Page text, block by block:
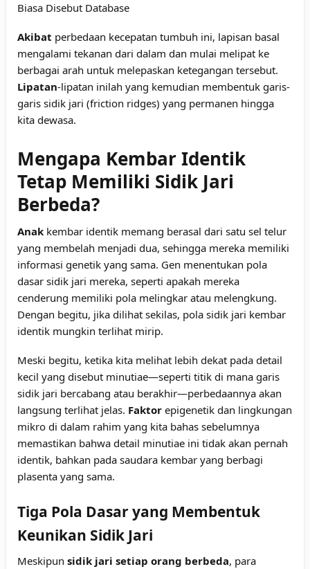
Biasa Disebut Database
Akibat perbedaan kecepatan tumbuh ini, lapisan basal
mengalami tekanan dari dalam dan mulai melipat ke
berbagai arah untuk melepaskan ketegangan tersebut.
Lipatan-lipatan inilah yang kemudian membentuk garis-
garis sidik jari (friction ridges) yang permanen hingga
kita dewasa.
Mengapa Kembar Identik
Tetap Memiliki Sidik Jari
Berbeda?
Anak kembar identik memang berasal dari satu sel telur
yang membelah menjadi dua, sehingga mereka memiliki
informasi genetik yang sama. Gen menentukan pola
dasar sidik jari mereka, seperti apakah mereka
cenderung memiliki pola melingkar atau melengkung.
Dengan begitu, jika dilihat sekilas, pola sidik jari kembar
identik mungkin terlihat mirip.
Meski begitu, ketika kita melihat lebih dekat pada detail
kecil yang disebut minutiae—seperti titik di mana garis
sidik jari bercabang atau berakhir—perbedaannya akan
langsung terlihat jelas. Faktor epigenetik dan lingkungan
mikro di dalam rahim yang kita bahas sebelumnya
memastikan bahwa detail minutiae ini tidak akan pernah
identik, bahkan pada saudara kembar yang berbagi
plasenta yang sama.
Tiga Pola Dasar yang Membentuk
Keunikan Sidik Jari
Meskipun sidik jari setiap orang berbeda, para